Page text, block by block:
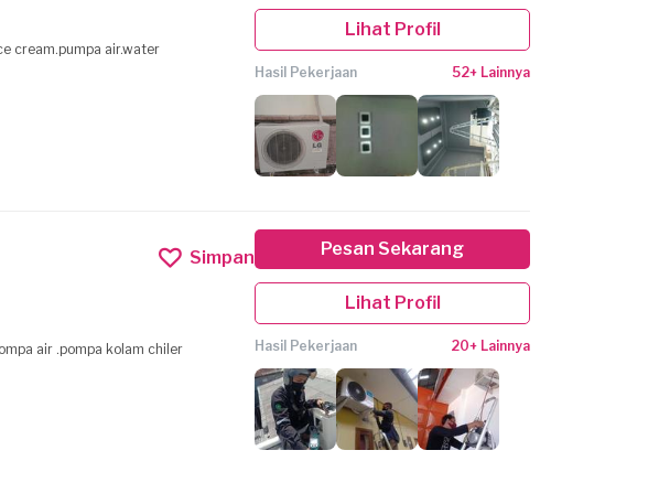
Lihat Profil
Hasil Pekerjaan 52+ Lainnya
Simpan Pesan Sekarang
Lihat Profil
Hasil Pekerjaan 20+ Lainnya